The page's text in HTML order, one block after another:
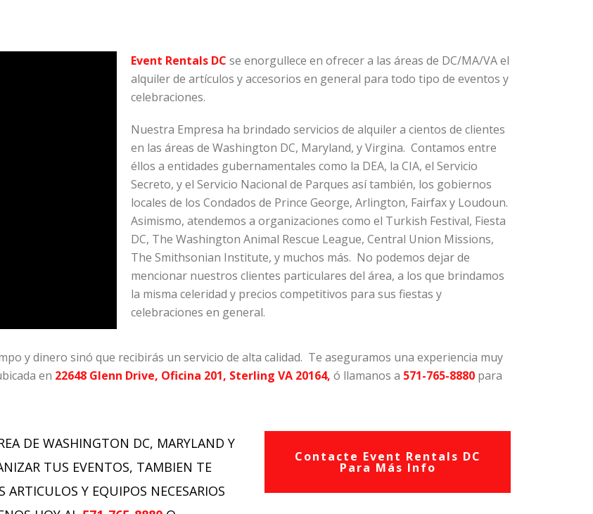
Event Rentals DC se enorgullece en ofrecer a las áreas de DC/MA/VA el
alquiler de artículos y accesorios en general para todo tipo de eventos y
celebraciones.
Nuestra Empresa ha brindado servicios de alquiler a cientos de clientes
en las áreas de Washington DC, Maryland, y Virgina. Contamos entre
éllos a entidades gubernamentales como la DEA, la CIA, el Servicio
Secreto, y el Servicio Nacional de Parques así también, los gobiernos
locales de los Condados de Prince George, Arlington, Fairfax y Loudoun.
Asimismo, atendemos a organizaciones como el Turkish Festival, Fiesta
DC, The Washington Animal Rescue League, Central Union Missions,
The Smithsonian Institute, y muchos más. No podemos dejar de
mencionar nuestros clientes particulares del área, a los que brindamos
la misma celeridad y precios competitivos para sus fiestas y
celebraciones en general.
y dinero sinó que recibirás un servicio de alta calidad. Te aseguramos una experiencia muy
en 22648 Glenn Drive, Oficina 201, Sterling VA 20164, ó llamanos a 571-765-8880 para
DE WASHINGTON DC, MARYLAND Y
TUS EVENTOS, TAMBIEN TE
Y EQUIPOS NECESARIOS
Contacte Event Rentals DC
Para Más Info